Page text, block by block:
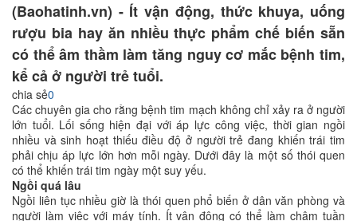
(Baohatinh.vn) - Ít vận động, thức khuya, uống
rượu bia hay ăn nhiều thực phẩm chế biến sẵn
có thể âm thầm làm tăng nguy cơ mắc bệnh tim,
kể cả ở người trẻ tuổi.
chia sẻ0
Các chuyên gia cho rằng bệnh tim mạch không chỉ xảy ra ở người
lớn tuổi. Lối sống hiện đại với áp lực công việc, thời gian ngồi
nhiều và sinh hoạt thiếu điều độ ở người trẻ đang khiến trái tim
phải chịu áp lực lớn hơn mỗi ngày. Dưới đây là một số thói quen
có thể khiến trái tim ngày một suy yếu.
Ngồi quá lâu
Ngồi liên tục nhiều giờ là thói quen phổ biến ở dân văn phòng và
người làm việc với máy tính. Ít vận động có thể làm chậm tuần